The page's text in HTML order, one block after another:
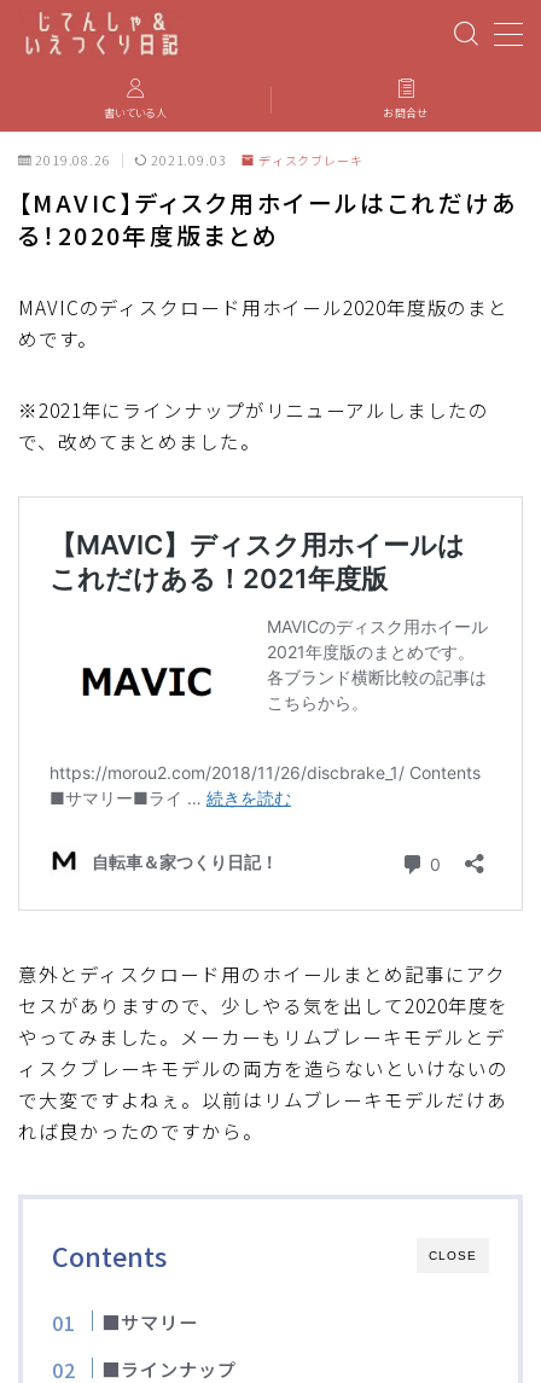
PBP(Paris-Brest-Paris)
エベレスティング
パーツのインプレ・カスタマイズ
カステリ
ディスクブレーキ
ブルべレポート2024
ブルべレポート2023
ブルベレポート2022
ブルべレポート2021
ブルベレポート2020
ブルベレポート2019
ブルベレポート2017
ブルベレポート2016
書いている人 お問合せ
2019.08.26 2021.09.03 ディスクブレーキ
【MAVIC】ディスク用ホイールはこれだけあ
る！2020年度版まとめ
MAVICのディスクロード用ホイール2020年度版のまと
めです。
※2021年にラインナップがリニューアルしましたの
で、改めてまとめました。
意外とディスクロード用のホイールまとめ記事にアク
セスがありますので、少しやる気を出して2020年度を
やってみました。メーカーもリムブレーキモデルとデ
ィスクブレーキモデルの両方を造らないといけないの
で大変ですよねぇ。以前はリムブレーキモデルだけあ
れば良かったのですから。
CLOSE
Contents
■サマリー
■ラインナップ